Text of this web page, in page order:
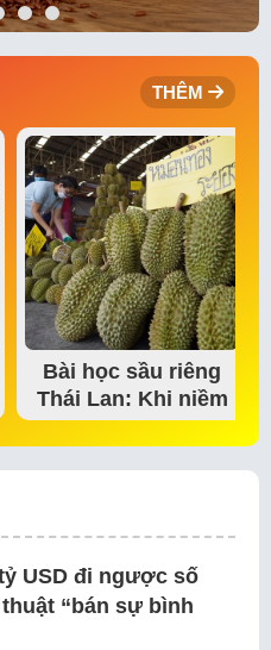
THÊM
Bài học sầu riêng
Thái Lan: Khi niềm
tin thị trường bắt…
USD đi ngược số
“bán sự bình